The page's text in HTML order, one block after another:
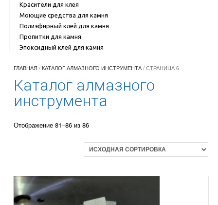
Красители для клея
Моющие средства для камня
Полиэфирный клей для камня
Пропитки для камня
Эпоксидный клей для камня
ГЛАВНАЯ / КАТАЛОГ АЛМАЗНОГО ИНСТРУМЕНТА/ СТРАНИЦА 6
Каталог алмазного
инструмента
Отображение 81–86 из 86